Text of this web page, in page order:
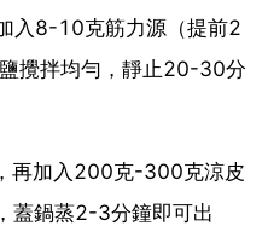
入8-10克筋力源（提前2
攪拌均勻，靜止20-30分
再加入200克-300克涼皮
蓋鍋蒸2-3分鐘即可出